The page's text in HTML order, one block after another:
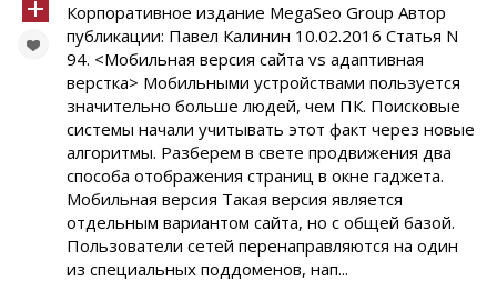
Корпоративное издание MegaSeo Group Автор
публикации: Павел Калинин 10.02.2016 Статья N
94. <Мобильная версия сайта vs адаптивная
верстка> Мобильными устройствами пользуется
значительно больше людей, чем ПК. Поисковые
системы начали учитывать этот факт через новые
алгоритмы. Разберем в свете продвижения два
способа отображения страниц в окне гаджета.
Мобильная версия Такая версия является
отдельным вариантом сайта, но с общей базой.
Пользователи сетей перенаправляются на один
из специальных поддоменов, нап...